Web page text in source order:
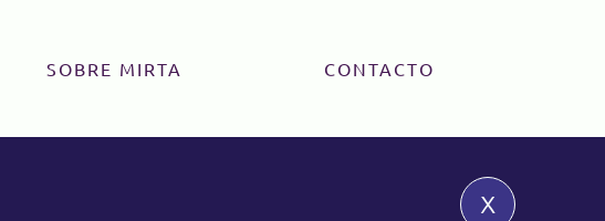
SOBRE MIRTA CONTACTO
x